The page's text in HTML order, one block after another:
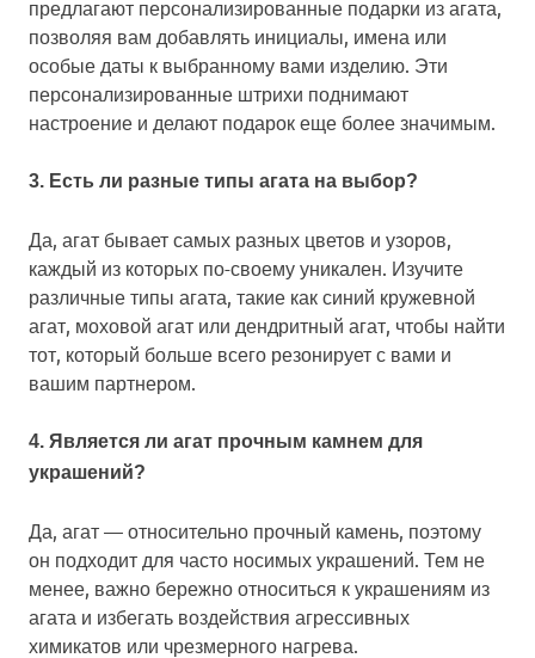
предлагают персонализированные подарки из агата,
позволяя вам добавлять инициалы, имена или
особые даты к выбранному вами изделию. Эти
персонализированные штрихи поднимают
настроение и делают подарок еще более значимым.
3. Есть ли разные типы агата на выбор?
Да, агат бывает самых разных цветов и узоров,
каждый из которых по-своему уникален. Изучите
различные типы агата, такие как синий кружевной
агат, моховой агат или дендритный агат, чтобы найти
тот, который больше всего резонирует с вами и
вашим партнером.
4. Является ли агат прочным камнем для
украшений?
Да, агат — относительно прочный камень, поэтому
он подходит для часто носимых украшений. Тем не
менее, важно бережно относиться к украшениям из
агата и избегать воздействия агрессивных
химикатов или чрезмерного нагрева.